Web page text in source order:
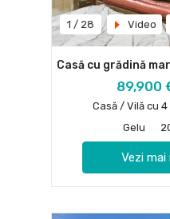
1 / 28 Video
Casă cu grădină
89,900
Casă / Vilă cu
Gelu
Vezi